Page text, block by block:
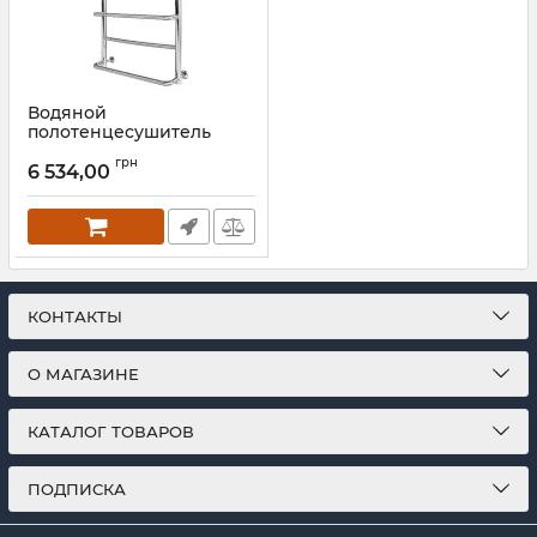
Водяной
полотенцесушитель
770х530/500
Артикул:1.8.044583.P
6 534,00 грн
КОНТАКТЫ
О МАГАЗИНЕ
КАТАЛОГ ТОВАРОВ
ПОДПИСКА